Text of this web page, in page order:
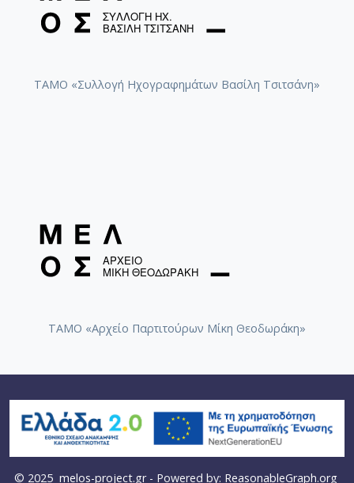
ΤΑΜΟ «Συλλογή Ηχογραφημάτων Βασίλη Τσιτσάνη»
ΤΑΜΟ «Αρχείο Παρτιτούρων Μίκη Θεοδωράκη»
© 2025 melos-project.gr- Powered by: ReasonableGraph.org